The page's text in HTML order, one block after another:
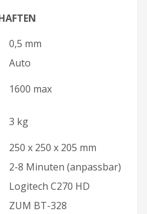
0,5 mm
Auto
1600 max
3 kg
250 x 250 x 205 mm
2-8 Minuten (anpassbar)
Logitech C270 HD
ZUM BT-328